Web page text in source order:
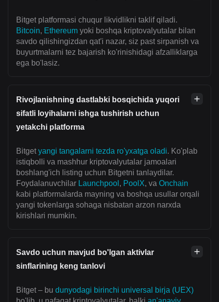
Bitget platformasi chuqur likvidlikni taklif qiladi.
Bitcoin, Ethereum yoki boshqa kriptovalyutalar bilan
savdo qilishingizdan qat'i nazar, siz past sirpanish va
buyurtmalarni tez bajarish ko'rinishidagi afzalliklarga
ega bo'lasiz.
Rivojlanishning dastlabki bosqichida yuqori
sifatli loyihalarni ishga tushirish uchun
yetakchi platforma
Bitget yangi tangalarni tezda ro'yxatga oladi. Ko'plab
istiqbolli va mashhur kriptovalyutalar jamoalari
boshlang'ich listing uchun Bitgetni tanlaydilar.
Foydalanuvchilar Launchpool , PoolX, va Onchain
kabi platformalarda mayning va boshqa usullar orqali
yangi tokenlarga sohaga nisbatan arzon narxda
kirishlari mumkin.
Savdo uchun mavjud bo'lgan aktivlar
sinflarining keng tanlovi
Bitget – bu dunyodagi birinchi universal birja (UEX)